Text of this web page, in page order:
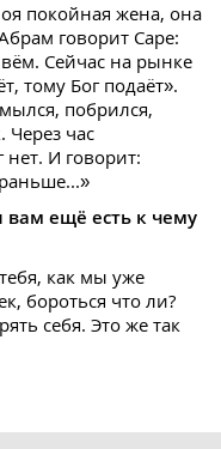
покойная жена, она
говорит Саре:
Сейчас на рынке
тому Бог подаёт».
побрился,
час
нет. И говорит:
ещё есть к чему
как мы уже
бороться что ли?
себя. Это же так